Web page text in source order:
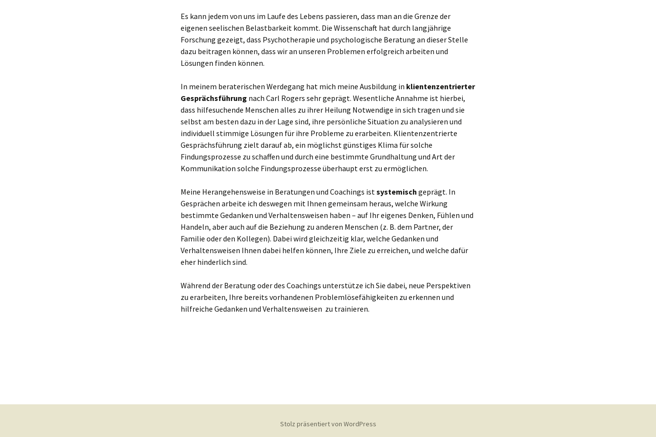
Es kann jedem von uns im Laufe des Lebens passieren, dass man an die Grenze der
eigenen seelischen Belastbarkeit kommt. Die Wissenschaft hat durch langjährige
Forschung gezeigt, dass Psychotherapie und psychologische Beratung an dieser Stelle
dazu beitragen können, dass wir an unseren Problemen erfolgreich arbeiten und
Lösungen finden können.
In meinem beraterischen Werdegang hat mich meine Ausbildung in klientenzentrierter
Gesprächsführung nach Carl Rogers sehr geprägt. Wesentliche Annahme ist hierbei,
dass hilfesuchende Menschen alles zu ihrer Heilung Notwendige in sich tragen und sie
selbst am besten dazu in der Lage sind, ihre persönliche Situation zu analysieren und
individuell stimmige Lösungen für ihre Probleme zu erarbeiten. Klientenzentrierte
Gesprächsführung zielt darauf ab, ein möglichst günstiges Klima für solche
Findungsprozesse zu schaffen und durch eine bestimmte Grundhaltung und Art der
Kommunikation solche Findungsprozesse überhaupt erst zu ermöglichen.
Meine Herangehensweise in Beratungen und Coachings istsystemisch geprägt. In
Gesprächen arbeite ich deswegen mit Ihnen gemeinsam heraus, welche Wirkung
bestimmte Gedanken und Verhaltensweisen haben – auf Ihr eigenes Denken, Fühlen und
Handeln, aber auch auf die Beziehung zu anderen Menschen (z. B. dem Partner, der
Familie oder den Kollegen). Dabei wird gleichzeitig klar, welche Gedanken und
Verhaltensweisen Ihnen dabei helfen können, Ihre Ziele zu erreichen, und welche dafür
eher hinderlich sind.
Während der Beratung oder des Coachings unterstütze ich Sie dabei, neue Perspektiven
zu erarbeiten, Ihre bereits vorhandenen Problemlösefähigkeiten zu erkennen und
hilfreiche Gedanken und Verhaltensweisen zu trainieren.
Stolz präsentiert von WordPress